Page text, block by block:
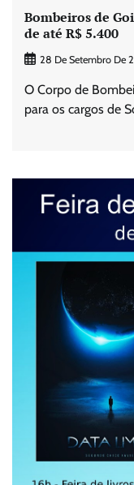
Bombeiros de
de até R$ 5.400
28 De Setembro De
O Corpo de
para os cargos de